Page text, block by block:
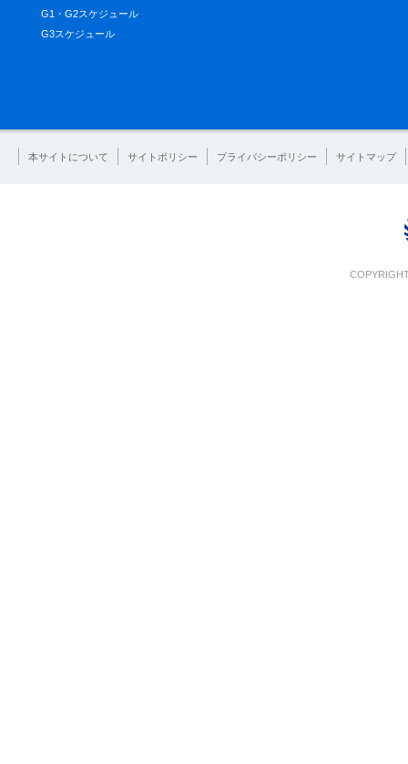
G1・G2スケジュール
G3スケジュール
本サイトについて サイトポリシー プライバシーポリシー サイトマップ